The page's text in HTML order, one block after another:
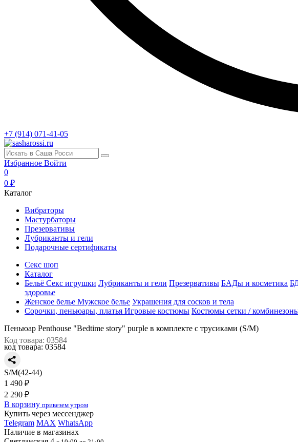
+7 (914) 071-41-05
Избранное Войти
0
0 ₽
Каталог
Вибраторы
Мастурбаторы
Презервативы
Лубриканты и гели
Подарочные сертификаты
Секс шоп
Каталог
Бельё Секс игрушки Лубриканты и гели Презервативы БАДы и косметика
здоровье
Женское белье Мужское белье Украшения для сосков и тела
Сорочки, пеньюары, платья Игровые костюмы Костюмы сетки /
Пеньюар Penthouse "Bedtime story" purple в комплекте с трусиками (S/M)
Код товара: 03584
код товара: 03584
S/M(42-44)
1 490 ₽
2 290 ₽
В корзину привезем утром
Купить через мессенджер
Telegram MAX WhatsApp
Наличие в магазинах